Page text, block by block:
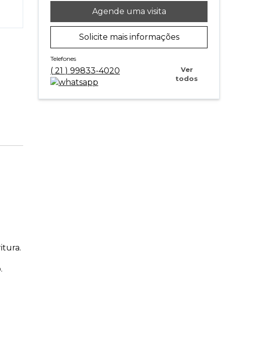
Agende uma visita
Solicite mais informações
Telefones
( 21 ) 99833-4020
Ver
todos